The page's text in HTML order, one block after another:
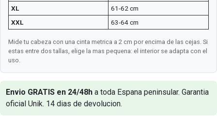
XL
61-62 cm
XXL
63-64 cm
Mide tu cabeza con una cinta metrica a 2 cm por encima de las cejas. Si
estas entre dos tallas, elige la mas pequena: el interior se adapta con el
uso.
Envio GRATIS en 24/48h a toda Espana peninsular. Garantia
oficial Unik. 14 dias de devolucion.